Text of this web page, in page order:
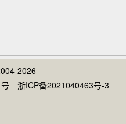
2026
浙ICP备2021040463号-3